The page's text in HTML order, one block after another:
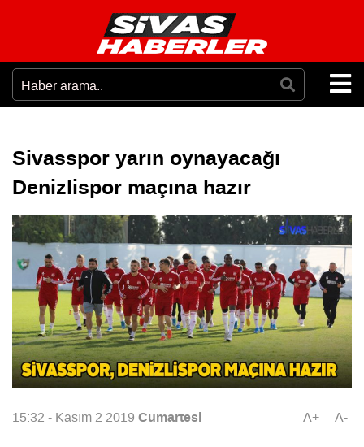
Sivasspor yarın oynayacağı
Denizlispor maçına hazır
15:32 - Kasım 2 2019 Cumartesi A+ A-